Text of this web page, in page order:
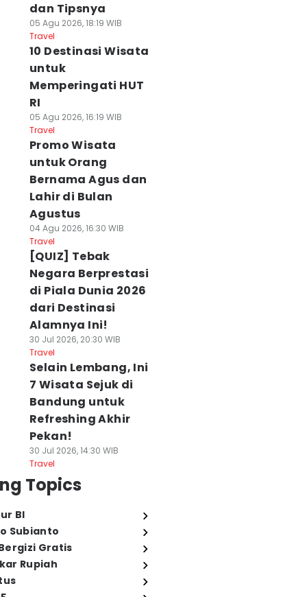
dan Tipsnya
05 Agu 2026, 18:19 WIB
Travel
10 Destinasi Wisata
untuk
Memperingati HUT
RI
05 Agu 2026, 16:19 WIB
Travel
Promo Wisata
untuk Orang
Bernama Agus dan
Lahir di Bulan
Agustus
04 Agu 2026, 16:30 WIB
Travel
[QUIZ] Tebak
Negara Berprestasi
di Piala Dunia 2026
dari Destinasi
Alamnya Ini!
30 Jul 2026, 20:30 WIB
Travel
Selain Lembang, Ini
7 Wisata Sejuk di
Bandung untuk
Refreshing Akhir
Pekan!
30 Jul 2026, 14:30 WIB
Travel
Topics
BI
Subianto
Gratis
Rupiah